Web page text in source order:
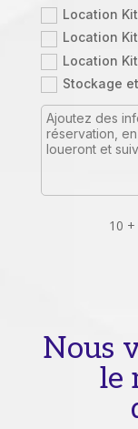
Location
Location
Location
Stockage
10 +
Nous
le